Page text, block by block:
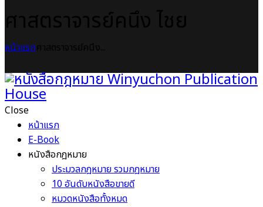
หน้าแรก
Close
หน้าแรก
E-Book
หนังสือกฎหมาย
ประมวลกฎหมาย รวมกฎหมาย
10 อันดับหนังสือขายดี
หมวดหนังสือทั้งหมด